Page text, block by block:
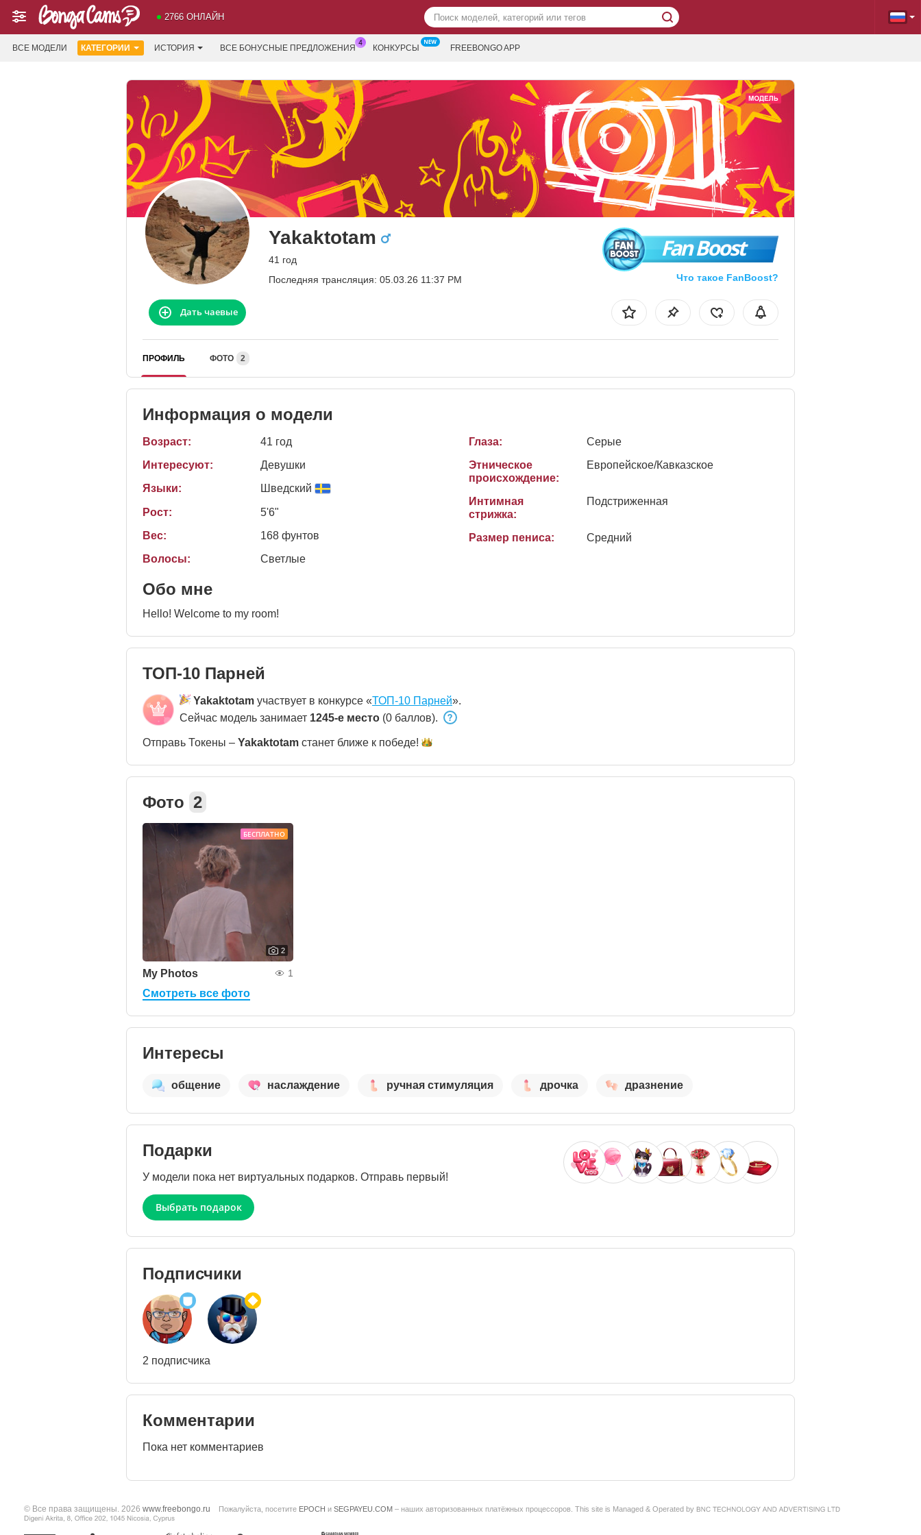
2766 ОНЛАЙН
ВСЕ МОДЕЛИ КАТЕГОРИИ ИСТОРИЯ ВСЕ БОНУСНЫЕ ПРЕДЛОЖЕНИЯ КОНКУРСЫ FREEBONGO APP
Yakaktotam
41 год
Последняя трансляция: 05.03.26 11:37 PM
Fan Boost
Что такое FanBoost?
Дать чаевые
ПРОФИЛЬ ФОТО 2
Информация о модели
Возраст:
41 год
Интересуют:
Девушки
Языки:
Шведский
Рост:
5'6"
Вес:
168 фунтов
Волосы:
Светлые
Глаза:
Серые
Этническое
происхождение:
Европейское/Кавказское
Интимная
стрижка:
Подстриженная
Размер пениса: Средний
Обо мне
Hello! Welcome to my room!
ТОП-10 Парней
Yakaktotam участвует в конкурсе «ТОП-10 Парней».
Сейчас модель занимает 1245-е место (0 баллов).
Отправь Токены – Yakaktotam станет ближе к победе!
Фото 2
БЕСПЛАТНО
2
My Photos 1
Смотреть все фото
Интересы
общение наслаждение ручная стимуляция дрочка дразнение
Подарки
У модели пока нет виртуальных подарков. Отправь первый!
Выбрать подарок
Подписчики
2 подписчика
Комментарии
Пока нет комментариев
© Все права защищены. 2026 www.freebongo.ru Пожалуйста, посетите EPOCH и SEGPAYEU.COM – наших авторизованных платёжных процессоров. This site is Managed & Operated by